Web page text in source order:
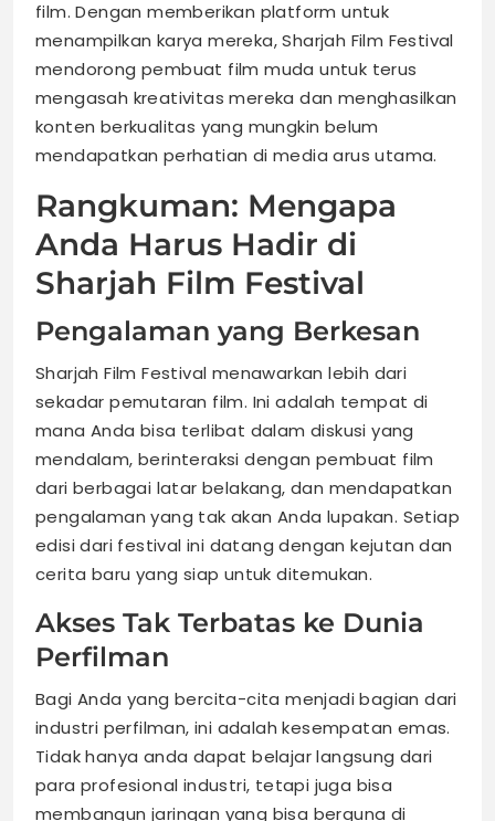
film. Dengan memberikan platform untuk
menampilkan karya mereka, Sharjah Film Festival
mendorong pembuat film muda untuk terus
mengasah kreativitas mereka dan menghasilkan
konten berkualitas yang mungkin belum
mendapatkan perhatian di media arus utama.
Rangkuman: Mengapa
Anda Harus Hadir di
Sharjah Film Festival
Pengalaman yang Berkesan
Sharjah Film Festival menawarkan lebih dari
sekadar pemutaran film. Ini adalah tempat di
mana Anda bisa terlibat dalam diskusi yang
mendalam, berinteraksi dengan pembuat film
dari berbagai latar belakang, dan mendapatkan
pengalaman yang tak akan Anda lupakan. Setiap
edisi dari festival ini datang dengan kejutan dan
cerita baru yang siap untuk ditemukan.
Akses Tak Terbatas ke Dunia
Perfilman
Bagi Anda yang bercita-cita menjadi bagian dari
industri perfilman, ini adalah kesempatan emas.
Tidak hanya anda dapat belajar langsung dari
para profesional industri, tetapi juga bisa
membangun jaringan yang bisa berguna di